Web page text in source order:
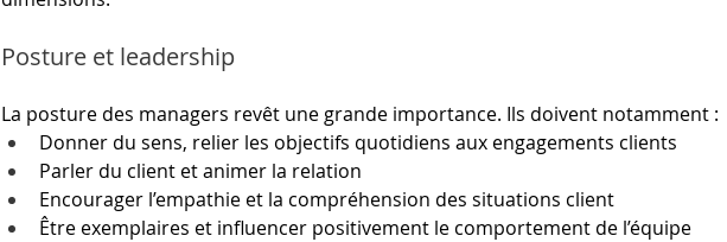
Posture et leadership
La posture des managers revêt une grande importance. Ils doivent notamment :
Donner du sens, relier les objectifs quotidiens aux engagements clients
Parler du client et animer la relation
Encourager l’empathie et la compréhension des situations client
Être exemplaires et influencer positivement le comportement de l’équipe